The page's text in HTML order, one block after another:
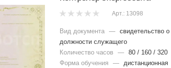
Арт.: 13098
Вид документа — свидетельство
должности служащего
Количество часов
— 80 / 160 / 320
Форма обучения
—
дистанционная